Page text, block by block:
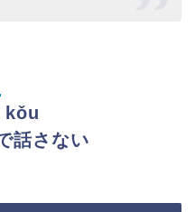
話さない